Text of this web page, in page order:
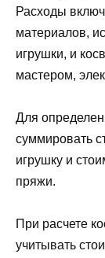
Расходы
материалов,
игрушки, и
мастером,
Для
суммировать
игрушку и
пряжи.
При расчете
учитывать